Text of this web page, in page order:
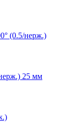
(0.5/нерж.)
25 мм